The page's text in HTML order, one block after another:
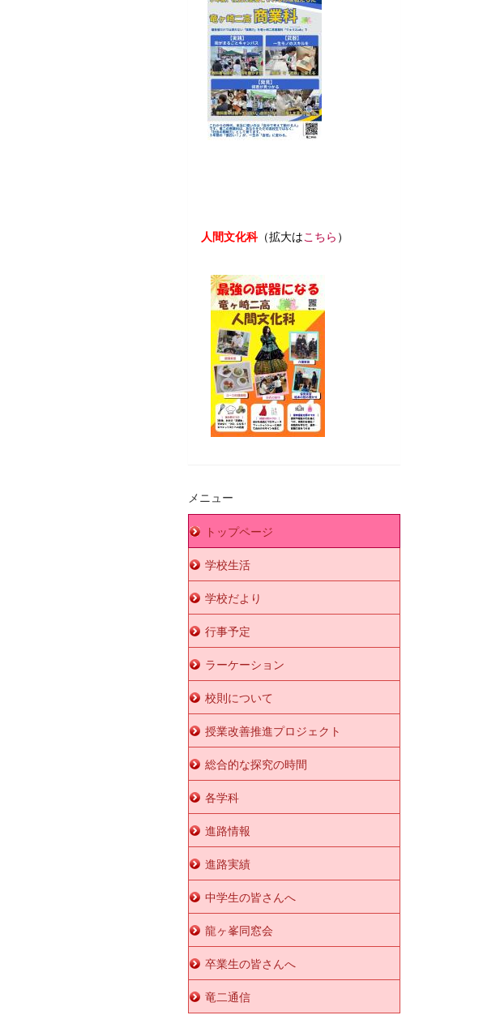
人間文化科（拡大はこちら ）
メニュー
トップページ
学校生活
学校だより
行事予定
ラーケーション
校則について
授業改善推進プロジェクト
総合的な探究の時間
各学科
進路情報
進路実績
中学生の皆さんへ
龍ヶ峯同窓会
卒業生の皆さんへ
竜二通信